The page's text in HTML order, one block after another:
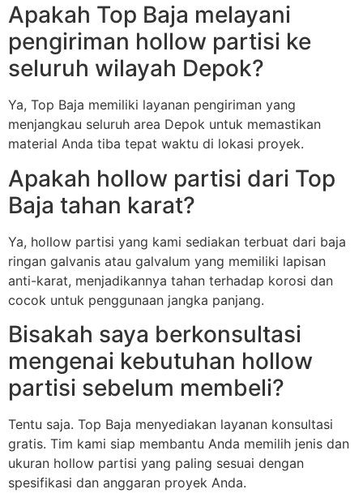
Apakah Top Baja melayani
pengiriman hollow partisi ke
seluruh wilayah Depok?
Ya, Top Baja memiliki layanan pengiriman yang
menjangkau seluruh area Depok untuk memastikan
material Anda tiba tepat waktu di lokasi proyek.
Apakah hollow partisi dari Top
Baja tahan karat?
Ya, hollow partisi yang kami sediakan terbuat dari baja
ringan galvanis atau galvalum yang memiliki lapisan
anti-karat, menjadikannya tahan terhadap korosi dan
cocok untuk penggunaan jangka panjang.
Bisakah saya berkonsultasi
mengenai kebutuhan hollow
partisi sebelum membeli?
Tentu saja. Top Baja menyediakan layanan konsultasi
gratis. Tim kami siap membantu Anda memilih jenis dan
ukuran hollow partisi yang paling sesuai dengan
spesifikasi dan anggaran proyek Anda.